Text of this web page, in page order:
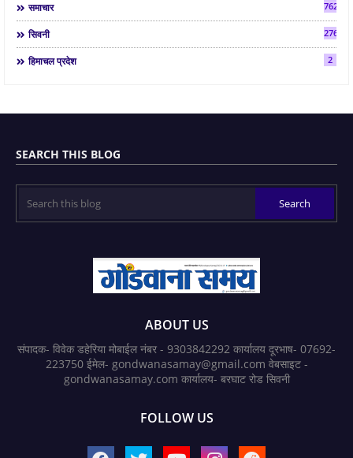
समाचार 7624
सिवनी 2763
हिमाचल प्रदेश 2
SEARCH THIS BLOG
ABOUT US
संपादक- विवेक डहेरिया मोबाईल नंबर - 9303842292 कार्यालय दूरभाष- 07692-
223750 ईमेल- gondwanasamay@gmail.com वेबसाइट -
gondwanasamay.com कार्यालय- बरघाट रोड सिवनी
FOLLOW US